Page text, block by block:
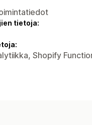
tietoja:
Shopify